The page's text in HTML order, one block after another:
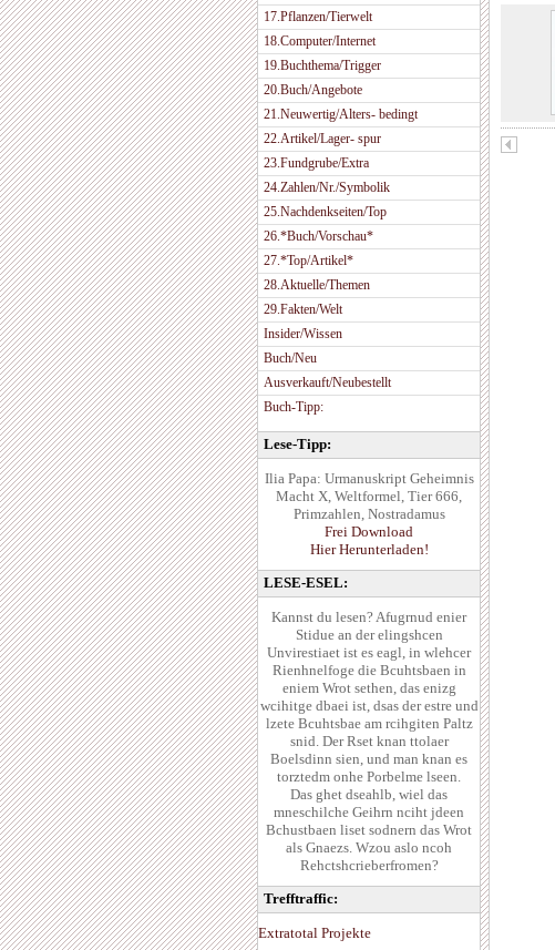
17.Pflanzen/Tierwelt
18.Computer/Internet
19.Buchthema/Trigger
20.Buch/Angebote
21.Neuwertig/Alters- bedingt
22.Artikel/Lager- spur
23.Fundgrube/Extra
24.Zahlen/Nr./Symbolik
25.Nachdenkseiten/Top
26.*Buch/Vorschau*
27.*Top/Artikel*
28.Aktuelle/Themen
29.Fakten/Welt
Insider/Wissen
Buch/Neu
Ausverkauft/Neubestellt
Buch-Tipp:
Lese-Tipp:
Ilia Papa: Urmanuskript Geheimnis
Macht X, Weltformel, Tier 666,
Primzahlen, Nostradamus
Frei Download
Hier Herunterladen!
LESE-ESEL:
Kannst du lesen? Afugrnud enier
Stidue an der elingshcen
Unvirestiaet ist es eagl, in wlehcer
Rienhnelfoge die Bcuhtsbaen in
eniem Wrot sethen, das enizg
wcihitge dbaei ist, dsas der estre und
lzete Bcuhtsbae am rcihgiten Paltz
snid. Der Rset knan ttolaer
Boelsdinn sien, und man knan es
torztedm onhe Porbelme lseen.
Das ghet dseahlb, wiel das
mneschilche Geihrn nciht jdeen
Bchustbaen liset sodnern das Wrot
als Gnaezs. Wzou aslo ncoh
Rehctshcrieberfromen?
Trefftraffic:
Extratotal Projekte